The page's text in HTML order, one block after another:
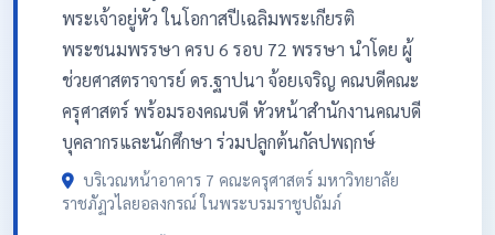
พระเจ้าอยู่หัว ในโอกาสปีเฉลิมพระเกียรติ
พระชนมพรรษา ครบ 6 รอบ 72 พรรษา นำโดย ผู้
ช่วยศาสตราจารย์ ดร.ฐาปนา จ้อยเจริญ คณบดีคณะ
ครุศาสตร์ พร้อมรองคณบดี หัวหน้าสำนักงานคณบดี
บุคลากรและนักศึกษา ร่วมปลูกต้นกัลปพฤกษ์
บริเวณหน้าอาคาร 7 คณะครุศาสตร์ มหาวิทยาลัย
ราชภัฏวไลยอลงกรณ์ ในพระบรมราชูปถัมภ์